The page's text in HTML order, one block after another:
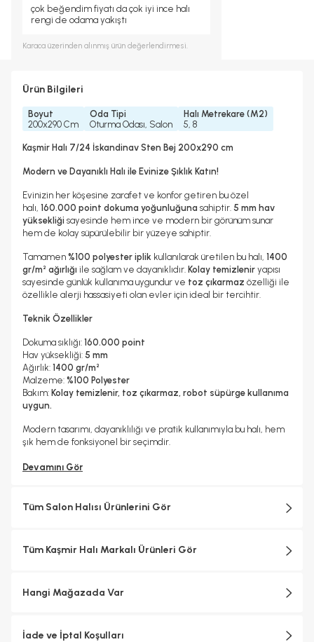
çok beğendim fiyatı da çok iyi ince halı
rengi de odama yakıştı
Karaca üzerinden alınmış ürün değerlendirmesi.
Ürün Bilgileri
Boyut
200x290 Cm
Oda Tipi
Oturma Odası, Salon
Halı Metrekare (M2)
5, 8
Kaşmir Halı 7/24 İskandinav Sten Bej 200x290 cm
Modern ve Dayanıklı Halı ile Evinize Şıklık Katın!
Evinizin her köşesine zarafet ve konfor getiren bu özel
halı, 160.000 point dokuma yoğunluğuna sahiptir. 5 mm hav
yüksekliği sayesinde hem ince ve modern bir görünüm sunar
hem de kolay süpürülebilir bir yüzeye sahiptir.
Tamamen %100 polyester iplik kullanılarak üretilen bu halı, 1400
gr/m² ağırlığı ile sağlam ve dayanıklıdır. Kolay temizlenir yapısı
sayesinde günlük kullanıma uygundur ve toz çıkarmaz özelliği ile
özellikle alerji hassasiyeti olan evler için ideal bir tercihtir.
Teknik Özellikler
Dokuma sıklığı: 160.000 point
Hav yüksekliği: 5 mm
Ağırlık: 1400 gr/m²
Malzeme: %100 Polyester
Bakım: Kolay temizlenir, toz çıkarmaz, robot süpürge kullanıma
uygun.
Modern tasarımı, dayanıklılığı ve pratik kullanımıyla bu halı, hem
şık hem de fonksiyonel bir seçimdir.
Devamını Gör
Tüm Salon Halısı Ürünlerini Gör
Tüm Kaşmir Halı Markalı Ürünleri Gör
Hangi Mağazada Var
İade ve İptal Koşulları